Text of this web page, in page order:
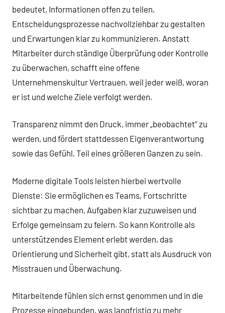
bedeutet, Informationen offen zu teilen,
Entscheidungsprozesse nachvollziehbar zu gestalten
und Erwartungen klar zu kommunizieren. Anstatt
Mitarbeiter durch ständige Überprüfung oder Kontrolle
zu überwachen, schafft eine offene
Unternehmenskultur Vertrauen, weil jeder weiß, woran
er ist und welche Ziele verfolgt werden.
Transparenz nimmt den Druck, immer „beobachtet“ zu
werden, und fördert stattdessen Eigenverantwortung
sowie das Gefühl, Teil eines größeren Ganzen zu sein.
Moderne digitale Tools leisten hierbei wertvolle
Dienste: Sie ermöglichen es Teams, Fortschritte
sichtbar zu machen, Aufgaben klar zuzuweisen und
Erfolge gemeinsam zu feiern. So kann Kontrolle als
unterstützendes Element erlebt werden, das
Orientierung und Sicherheit gibt, statt als Ausdruck von
Misstrauen und Überwachung.
Mitarbeitende fühlen sich ernst genommen und in die
Prozesse eingebunden, was langfristig zu mehr